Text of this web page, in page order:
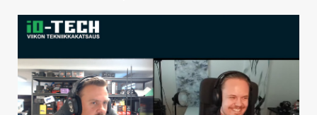
VAIHDA TEEMA
HAKU